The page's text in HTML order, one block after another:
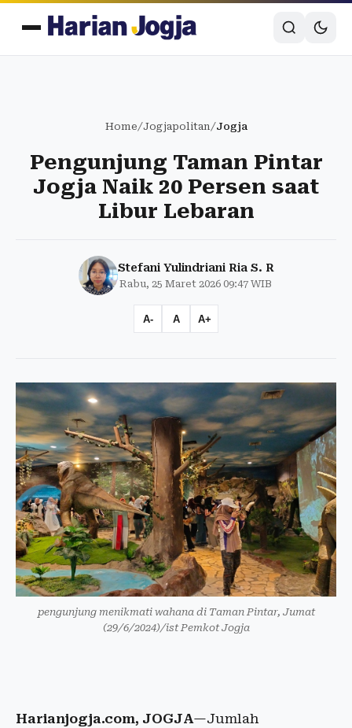
Home/Jogjapolitan/Jogja
Pengunjung Taman Pintar
Jogja Naik 20 Persen saat
Libur Lebaran
Stefani Yulindriani Ria S. R
Rabu, 25 Maret 2026 09:47 WIB
A- A A+
pengunjung menikmati wahana di Taman Pintar, Jumat
(29/6/2024)/ist Pemkot Jogja
Harianjogja.com, JOGJA—Jumlah